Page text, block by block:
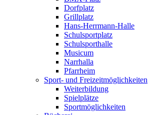
Dorfplatz
Grillplatz
Hans-Herrmann-Halle
Schulsportplatz
Schulsporthalle
Musicum
Narrhalla
Pfarrheim
Sport- und Freizeitmöglichkeiten
Weiterbildung
Spielplätze
Sportmöglichkeiten